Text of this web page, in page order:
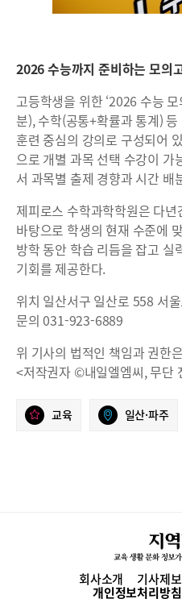
2026 수능까지 준비하는 모의
고등학생을 위한 ‘2026 수능
분), 수학(공통+확률과 통계)
훈련 중심의 강의로 구성되어
으로 개별 과목 선택 수강이 가
서 과목별 출제 경향과 시간 배
제피로스 수학과학학원은 다
바탕으로 학생의 현재 수준에
방학 동안 학습 리듬을 잡고 실
기회를 제공한다.
위치 일산서구 일산로 558 서
문의 031-923-6889
위 기사의 법적인 책임과 권한
<저작권자 ©내일엘엠씨, 무단
교육 일산·파주
회사소개 기사제보
개인정보처리방침